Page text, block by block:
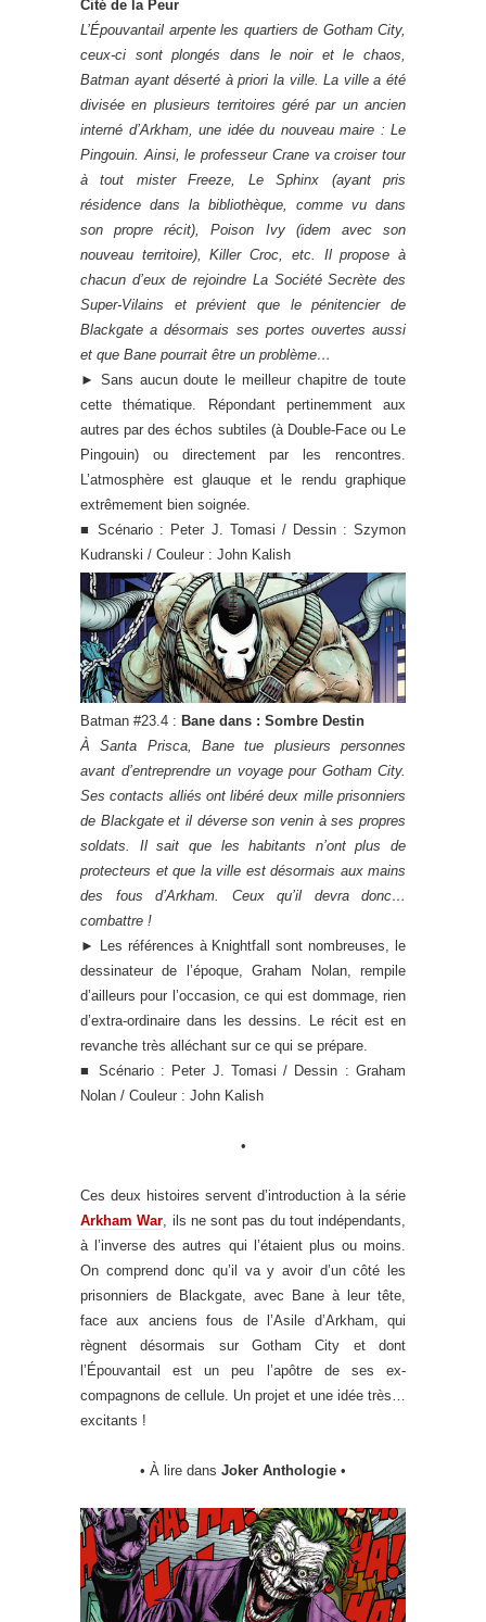
Cité de la Peur
L’Épouvantail arpente les quartiers de Gotham City,
ceux-ci sont plongés dans le noir et le chaos,
Batman ayant déserté à priori la ville. La ville a été
divisée en plusieurs territoires géré par un ancien
interné d’Arkham, une idée du nouveau maire : Le
Pingouin. Ainsi, le professeur Crane va croiser tour
à tout mister Freeze, Le Sphinx (ayant pris
résidence dans la bibliothèque, comme vu dans
son propre récit), Poison Ivy (idem avec son
nouveau territoire), Killer Croc, etc. Il propose à
chacun d’eux de rejoindre La Société Secrète des
Super-Vilains et prévient que le pénitencier de
Blackgate a désormais ses portes ouvertes aussi
et que Bane pourrait être un problème…
► Sans aucun doute le meilleur chapitre de toute
cette thématique. Répondant pertinemment aux
autres par des échos subtiles (à Double-Face ou Le
Pingouin) ou directement par les rencontres.
L’atmosphère est glauque et le rendu graphique
extrêmement bien soignée.
■ Scénario : Peter J. Tomasi / Dessin : Szymon
Kudranski / Couleur : John Kalish
Batman #23.4 : Bane dans : Sombre Destin
À Santa Prisca, Bane tue plusieurs personnes
avant d’entreprendre un voyage pour Gotham City.
Ses contacts alliés ont libéré deux mille prisonniers
de Blackgate et il déverse son venin à ses propres
soldats. Il sait que les habitants n’ont plus de
protecteurs et que la ville est désormais aux mains
des fous d’Arkham. Ceux qu’il devra donc…
combattre !
►
Les références à Knightfall sont nombreuses, le
dessinateur de l’époque, Graham Nolan, rempile
d’ailleurs pour l’occasion, ce qui est dommage, rien
d’extra-ordinaire dans les dessins. Le récit est en
revanche très alléchant sur ce qui se prépare.
■ Scénario : Peter J. Tomasi / Dessin : Graham
Nolan / Couleur : John Kalish
•
Ces deux histoires servent d’introduction à la série
Arkham War, ils ne sont pas du tout indépendants,
à l’inverse des autres qui l’étaient plus ou moins.
On comprend donc qu’il va y avoir d’un côté les
prisonniers de Blackgate, avec Bane à leur tête,
face aux anciens fous de l’Asile d’Arkham, qui
règnent désormais sur Gotham City et dont
l’Épouvantail est un peu l’apôtre de ses ex-
compagnons de cellule. Un projet et une idée très…
excitants !
• À lire dans Joker Anthologie •